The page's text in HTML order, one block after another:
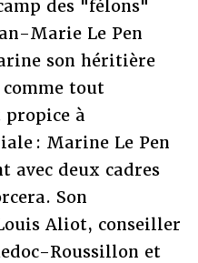
des "félons"
Marie Le Pen
son héritière
tout
propice à
: Marine Le Pen
avec deux cadres
Son
Aliot, conseiller
Roussillon et